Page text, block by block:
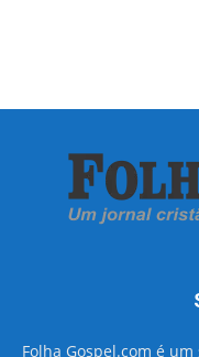
Folha Gospel.com é